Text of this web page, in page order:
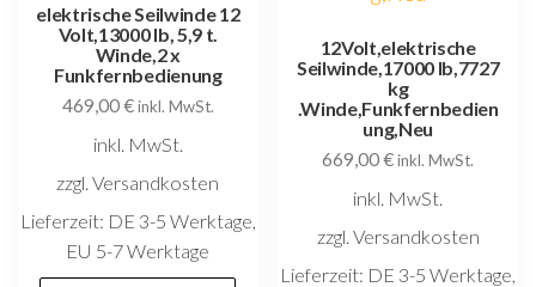
elektrische Seilwinde 12
Volt,13000 lb, 5,9 t.
Winde,2 x
Funkfernbedienung
469,00€inkl. MwSt.
inkl. MwSt.
zzgl. Versandkosten
Lieferzeit: DE 3-5 Werktage,
EU 5-7 Werktage
12Volt,elektrische
Seilwinde,17000 lb,7727
kg
.Winde,Funkfernbedien
ung,Neu
669,00€inkl. MwSt.
inkl. MwSt.
zzgl. Versandkosten
Lieferzeit: DE 3-5 Werktage,